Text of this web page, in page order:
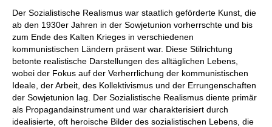
Der Sozialistische Realismus war staatlich geförderte Kunst, die
ab den 1930er Jahren in der Sowjetunion vorherrschte und bis
zum Ende des Kalten Krieges in verschiedenen
kommunistischen Ländern präsent war. Diese Stilrichtung
betonte realistische Darstellungen des alltäglichen Lebens,
wobei der Fokus auf der Verherrlichung der kommunistischen
Ideale, der Arbeit, des Kollektivismus und der Errungenschaften
der Sowjetunion lag. Der Sozialistische Realismus diente primär
als Propagandainstrument und war charakterisiert durch
idealisierte, oft heroische Bilder des sozialistischen Lebens, die